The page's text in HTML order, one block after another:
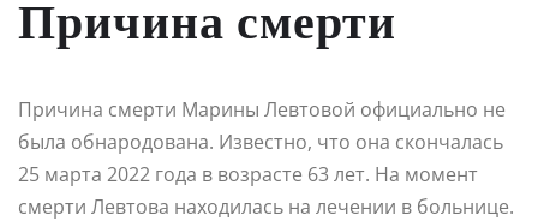
Причина смерти
Причина смерти Марины Левтовой официально не
была обнародована. Известно, что она скончалась
25 марта 2022 года в возрасте 63 лет. На момент
смерти Левтова находилась на лечении в больнице.